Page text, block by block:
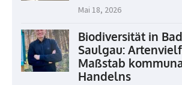
Mai 18, 2026
Biodiversität in Bad
Saulgau:
Maßstab
Handelns